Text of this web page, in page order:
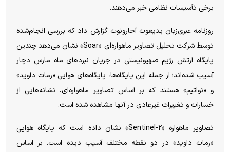
برخی تأسیسات نظامی خبر می‌دهند.
روزنامه عبری‌زبان یدیعوت آحارونوت گزارش داد که بررسی انجام‌شده
توسط شرکت تحلیل تصاویر ماهواره‌ای «Soar» نشان می‌دهد چندین
پایگاه ارتش رژیم صهیونیستی در جریان نبرد‌های ماه مارس دچار
آسیب شده‌اند؛ از جمله این پایگاه‌ها، پایگاه‌های هوایی «رمات داوید»
و «نواتیم» هستند که بر اساس تصاویر ماهواره‌ای، نشانه‌هایی از
خسارات و تغییرات غیرعادی در آنها مشاهده شده است.
تصاویر ماهواره «Sentinel-۲» نشان داده است که پایگاه هوایی
«رمات داوید» در دو نقطه مختلف آسیب دیده است. بر اساس